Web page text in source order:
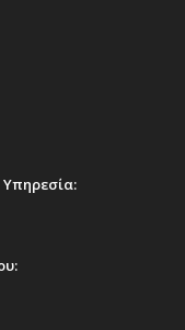
Υπηρεσία: